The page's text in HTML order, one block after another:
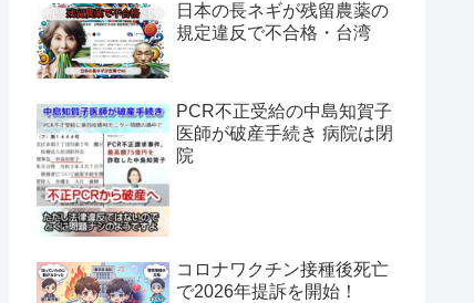
日本の長ネギが残留農薬の
規定違反で不合格・台湾
PCR不正受給の中島知賀子
医師が破産手続き 病院は閉
院
コロナワクチン接種後死亡
で2026年提訴を開始！